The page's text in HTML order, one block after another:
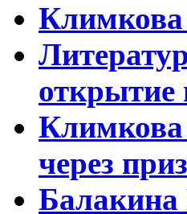
Климкова
открытие
через